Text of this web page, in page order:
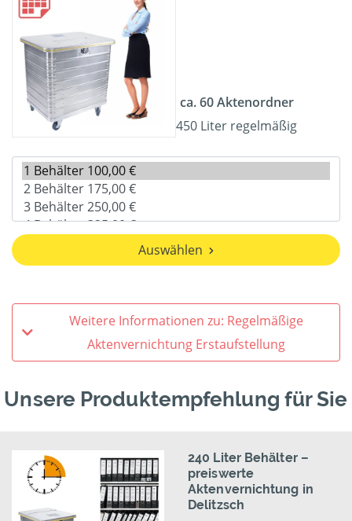
ca. 60 Aktenordner
450 Liter regelmäßig
Auswählen
Weitere Informationen zu: Regelmäßige
Aktenvernichtung Erstaufstellung
Unsere Produktempfehlung für Sie
240 Liter Behälter –
preiswerte
Aktenvernichtung in
Delitzsch